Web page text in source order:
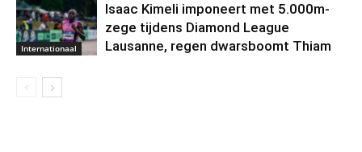
Internationaal
Isaac Kimeli imponeert met 5.000m-
zege tijdens Diamond League
Lausanne, regen dwarsboomt Thiam